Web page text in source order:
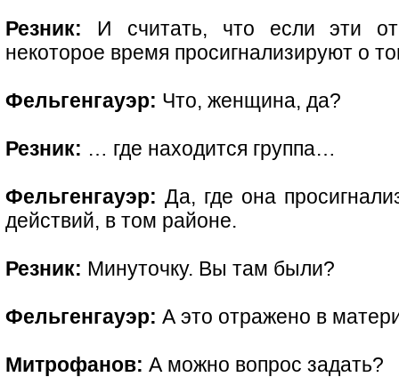
Резник: И считать, что если эти
некоторое время просигнализируют о
Фельгенгауэр: Что, женщина, да?
Резник: … где находится группа…
Фельгенгауэр: Да, где она
действий, в том районе.
Резник: Минуточку. Вы там были?
Фельгенгауэр: А это отражено в
Митрофанов: А можно вопрос задать?